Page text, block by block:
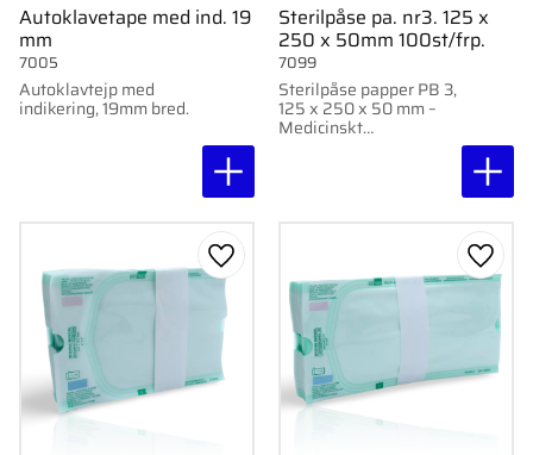
Autoklavetape med ind. 19
mm
Autoklavtejp med
indikering, 19mm bred.
7005
Sterilpåse pa. nr3. 125 x
250 x 50mm 100st/frp.
Sterilpåse papper PB 3,
125 x 250 x 50 mm –
Medicinskt
7099
Lägg till i favoriter Lägg